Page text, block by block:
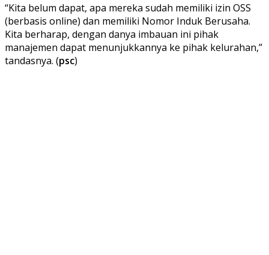
“Kita belum dapat, apa mereka sudah memiliki izin OSS
(berbasis online) dan memiliki Nomor Induk Berusaha.
Kita berharap, dengan danya imbauan ini pihak
manajemen dapat menunjukkannya ke pihak kelurahan,”
tandasnya. (psc)